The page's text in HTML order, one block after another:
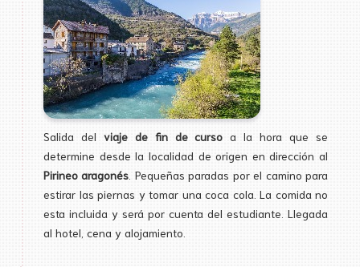
Salida del viaje de fin de curso a la hora que se
determine desde la localidad de origen en dirección al
Pirineo aragonés . Pequeñas paradas por el camino para
estirar las piernas y tomar una coca cola. La comida no
esta incluida y será por cuenta del estudiante. Llegada
al hotel, cena y alojamiento.